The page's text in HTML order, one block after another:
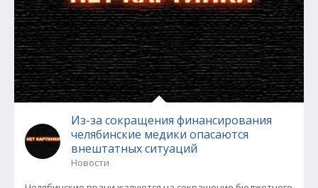
Из-за сокращения финансирования
челябинские медики опасаются
внештатных ситуаций
Новости